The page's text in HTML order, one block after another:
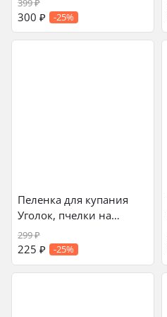
300 ₽ -25%
Пеленка для купания
Уголок, пчелки на
желтом
299₽
225 ₽ -25%